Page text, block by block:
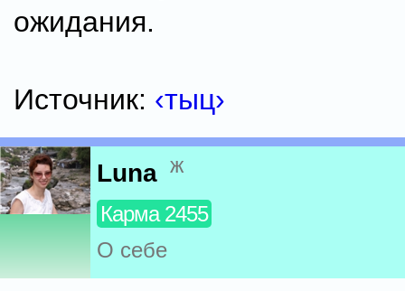
ожидания.
Источник: ‹тыц›
Luna ж
Карма 2455
О себе